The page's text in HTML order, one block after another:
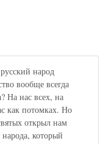
народ
вообще всегда
На нас всех, на
как потомках. Но
открыл нам
который